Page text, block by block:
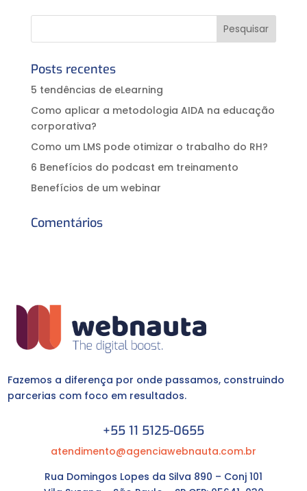
Posts recentes
5 tendências de eLearning
Como aplicar a metodologia AIDA na educação
corporativa?⠀
Como um LMS pode otimizar o trabalho do RH?
6 Benefícios do podcast em treinamento
Benefícios de um webinar
Comentários
Fazemos a diferença por onde passamos, construindo
parcerias com foco em resultados.
+55 11 5125-0655
atendimento@agenciawebnauta.com.br
Rua Domingos Lopes da Silva 890 – Conj 101